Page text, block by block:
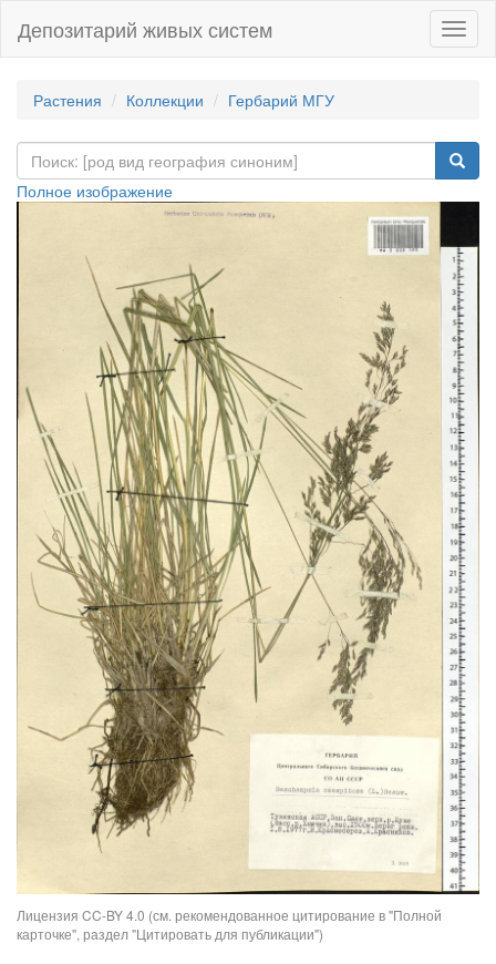
Депозитарий живых систем
Растения Коллекции Гербарий МГУ
Полное изображение
Лицензия CC-BY 4.0 (см. рекомендованное цитирование в "Полной
карточке", раздел "Цитировать для публикации")